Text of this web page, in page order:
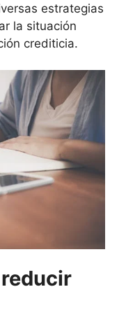
estrategias
la situación
crediticia.